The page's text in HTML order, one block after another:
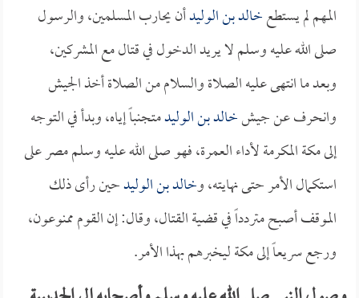
المهم لم يستطعخالد بن الوليدأن يحارب المسلمين، والرسول
صلى الله عليه وسلم لا يريد الدخول في قتال مع المشركين،
وبعد ما انتهى عليه الصلاة والسلام من الصلاة أخذ الجيش
وانحرف عن جيشخالد بن الوليدمتجنباً إياه، وبدأ في التوجه
إلى مكة المكرمة لأداء العمرة، فهو صلى الله عليه وسلم مصر على
استكمال الأمر حتى نهايته، وخالد بن الوليدحين رأى ذلك
الموقف أصبح متردداً في قضية القتال، وقال: إن القوم ممنوعون،
ورجع سريعاً إلى مكة ليخبرهم بهذا الأمر.